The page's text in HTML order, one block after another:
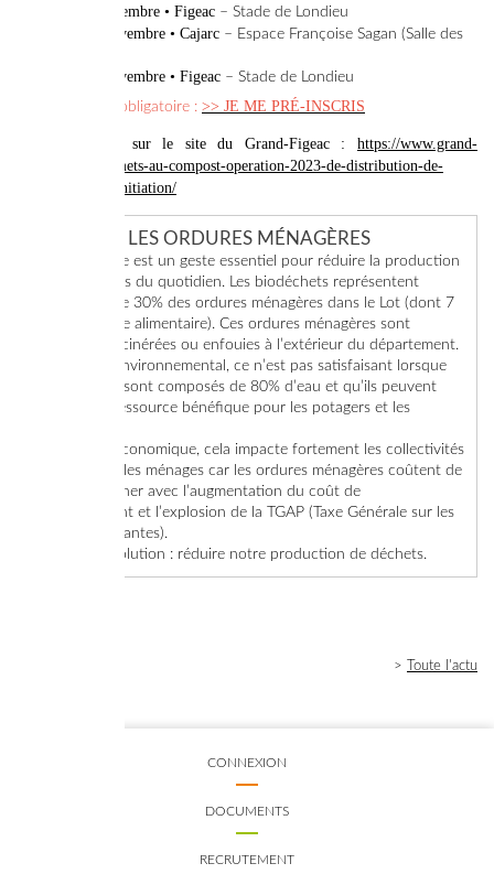
Jeudi 16 Novembre • Figeac – Stade de Londieu
Mardi 21 Novembre • Cajarc – Espace Françoise Sagan (Salle des
Lundi 27 Novembre • Figeac – Stade de Londieu
Pré-inscription obligatoire : >> JE ME PRÉ-INSCRIS
En savoir plus sur le site du Grand-Figeac : https://www.grand-
figeac.fr/je-me-mets-au-compost-operation-2023-de-distribution-de-
composteurs-et-initiation/
DIMINUER LES ORDURES MÉNAGÈRES
Le compostage est un geste essentiel pour réduire la production
de nos déchets du quotidien. Les biodéchets représentent
encore près de 30% des ordures ménagères dans le Lot (dont 7
% de gaspillage alimentaire). Ces ordures ménagères sont
aujourd’hui incinérées ou enfouies à l’extérieur du département.
- Sur le plan environnemental, ce n’est pas satisfaisant lorsque
l’on sait qu’ils sont composés de 80% d’eau et qu’ils peuvent
devenir une ressource bénéfique pour les potagers et les
- Sur le plan économique, cela impacte fortement les collectivités
de collecte et les ménages car les ordures ménagères coûtent de
plus en plus cher avec l’augmentation du coût de
l’enfouissement et l’explosion de la TGAP (Taxe Générale sur les
Activités Polluantes).
Notre seule solution : réduire notre production de déchets.
> Toute l'actu
CONNEXION
DOCUMENTS
RECRUTEMENT